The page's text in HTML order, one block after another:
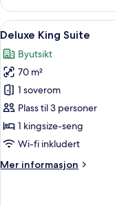
–
junior
Åpne
alle
bildene
av
Deluxe
King
Suite
10
Deluxe King Suite
Byutsikt
70 m²
1 soverom
Plass til 3 personer
1 kingsize-seng
Wi-fi inkludert
Mer informasjon
Mer